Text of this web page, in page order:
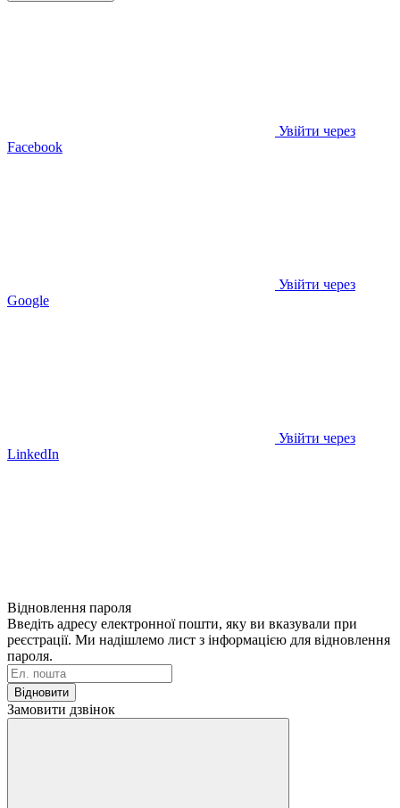
Увійти через
Facebook
Увійти через
Google
Увійти через
LinkedIn
Відновлення пароля
Введіть адресу електронної пошти, яку ви вказували при
реєстрації. Ми надішлемо лист з інформацією для відновлення
пароля.
Відновити
Замовити дзвінок